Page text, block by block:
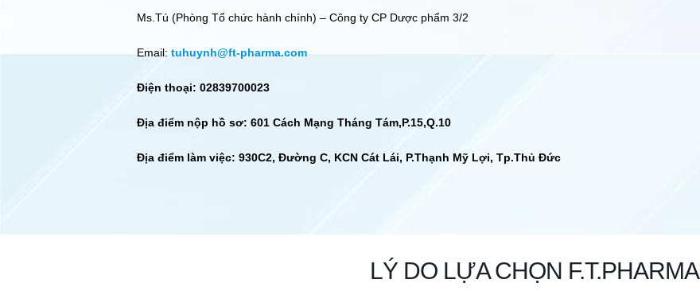
Ms.Tú (Phòng Tổ chức hành chính) – Công ty CP Dược phẩm 3/2
Email: tuhuynh@ft-pharma.com
Điện thoại: 02839700023
Địa điểm nộp hồ sơ: 601 Cách Mạng Tháng Tám,P.15,Q.10
Địa điểm làm việc: 930C2, Đường C, KCN Cát Lái, P.Thạnh Mỹ Lợi, Tp.Thủ Đức
LÝ DO LỰA CHỌN F.T.PHARMA